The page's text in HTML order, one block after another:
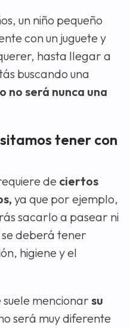
un niño pequeño
con un juguete y
hasta llegar a
buscando una
no será nunca una
tener con
de ciertos
ya que por ejemplo,
sacarlo a pasear ni
se deberá tener
higiene y el
suele mencionar su
será muy diferente